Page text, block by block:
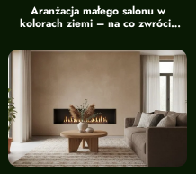
Aranżacja małego salonu w
kolorach ziemi – na co zwrócić